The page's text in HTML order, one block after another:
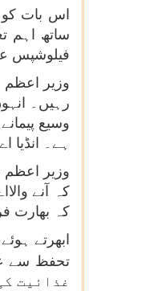
اس بات
فیلوشپس
وزیر اعظم
رہیں۔
وسیع
ہے۔ انڈیا اے آئی مشن کے تحت
وزیر اعظم
کہ آنے
کہ بھارت فروری 2026 میں گلوبل اے آئی سمٹ کی میزبانی کرے گا، جو شمولیاتی، اخلاقی اور
ابھرتے
تحفظ سے
غذائیت